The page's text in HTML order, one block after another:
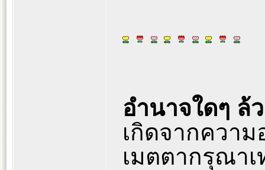
อำนาจใดๆ ล้
เกิดจากควา
เมตตากรุณา